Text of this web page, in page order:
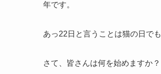
年です。
あっ22日と言うことは猫の日で
さて、皆さんは何を始めますか？